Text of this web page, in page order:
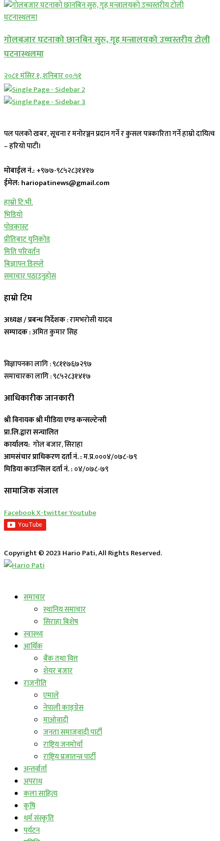
गोलबजार घटनाको छानबिन सुरु, गृह मन्त्रालयको उच्चस्तरीय टोली
घटनास्थलमा
२०८१ मंसिर १, शनिबार ००:५१
पल पलको खबर, सूचना र मनोरञ्जन प्रदान गर्ने र कुसल पत्रकारिता गर्ने हाम्रो दायित्व
– हरियो पाटी।
मोबाईल नं.: +९७७-९८५२८३१४१७
ईमेल: hariopatinews@gmail.com
हाम्रो टि.भी.
भिडियो
पोडकास्ट
प्रीतिबाट युनिकोड
मिति परिवर्तन
बिज्ञापन डिस्प्ले
समाचार पठाउनुहोस
हाम्रो टिम
अध्यक्ष / प्रबन्ध निर्देशक: रामभरोसी यादव
सम्पादक :अमित कुमार सिह
विज्ञापनका लागि : ९८११७६७२९७
समाचारका लागि : ९८५२८३१४१७
आधिकारीक जानकारी
श्री विनायक श्री मीडिया एण्ड कन्सल्टेन्सी
प्रा.लि.द्वारा सन्चालित
कार्यालय: गोल बजार, सिराहा
आमसंचार प्राधिकरण दर्ता नं. :म.प्र.०००४/०७८-७९
मिडिया काउन्सिल दर्ता नं. : ०४/०७८-७९
सामाजिक संजाल
FacebookX-twitterYoutube
Copyright © 2023 Hario Pati, All Rights Reserved.
समाचार
स्थानिय समाचार
सिराहा बिशेष
स्वास्थ्य
आर्थिक
बैंक तथा वित्त
शेयर बजार
राजनीति
एमाले
नेपाली काङ्ग्रेस
माओवादी
जनता समाजवादी पार्टी
राष्ट्रिय जनमोर्चा
राष्ट्रिय प्रजातन्त्र पार्टी
अन्तर्वार्ता
अपराध
कला साहित्य
कृषि
धर्म संस्कृति
पर्यटन